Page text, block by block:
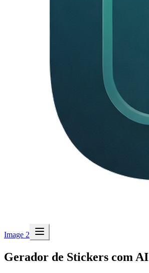
Image 2
Gerador de Stickers com AI